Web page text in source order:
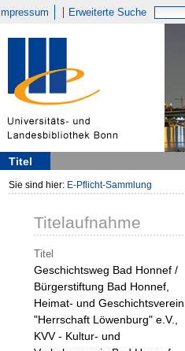
Impressum Erweiterte Suche
Titel
Sie sind hier: E-Pflicht-Sammlung
Titelaufnahme
Titel
Geschichtsweg Bad Honnef /
Bürgerstiftung Bad Honnef,
Heimat- und Geschichtsverein
"Herrschaft Löwenburg" e.V.,
KVV - Kultur- und